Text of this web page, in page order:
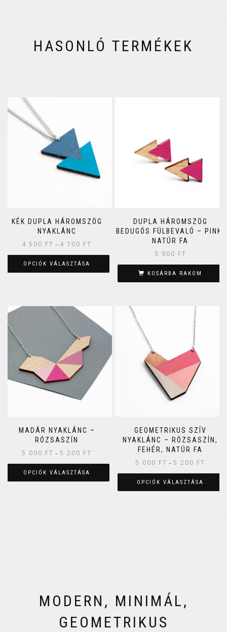
HASONLÓ TERMÉKEK
KÉK DUPLA HÁROMSZÖG
NYAKLÁNC
4 500 FT – 4 700 FT
OPCIÓK VÁLASZTÁSA
DUPLA HÁROMSZÖG
BEDUGÓS FÜLBEVALÓ – PINK,
NATÚR FA
3 900 FT
KOSÁRBA RAKOM
MADÁR NYAKLÁNC –
RÓZSASZÍN
5 000 FT – 5 200 FT
OPCIÓK VÁLASZTÁSA
GEOMETRIKUS SZÍV
NYAKLÁNC – RÓZSASZÍN,
FEHÉR, NATÚR FA
5 000 FT – 5 200 FT
OPCIÓK VÁLASZTÁSA
MODERN, MINIMÁL,
GEOMETRIKUS